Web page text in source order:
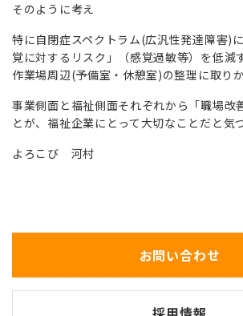
そのように考え
特に自閉症スペクトラム(広汎性発達障害)
覚に対するリスク」（感覚過敏等）を低減
作業場周辺(予備室・休憩室)の整理に取り
事業側面と福祉側面それぞれから「職場改
とが、福祉企業にとって大切なことだと気
よろこび 河村
お問い合わせ